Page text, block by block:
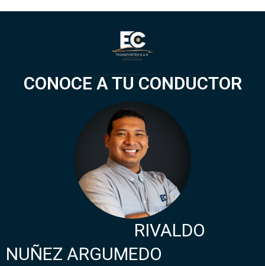
CONOCE A TU CONDUCTOR
RIVALDO
NUÑEZ ARGUMEDO